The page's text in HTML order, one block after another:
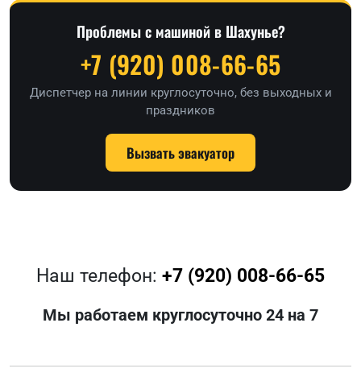
Проблемы с машиной в Шахунье?
+7 (920) 008-66-65
Диспетчер на линии круглосуточно, без выходных и
праздников
Вызвать эвакуатор
Наш телефон: +7 (920) 008-66-65
Мы работаем круглосуточно 24 на 7